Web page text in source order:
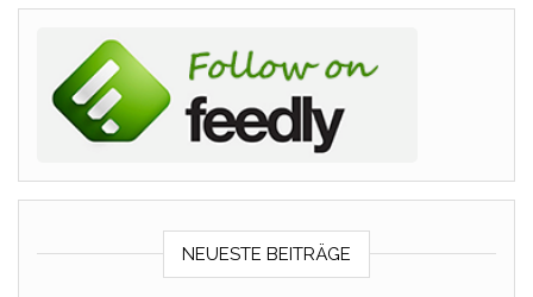
NEUESTE BEITRÄGE